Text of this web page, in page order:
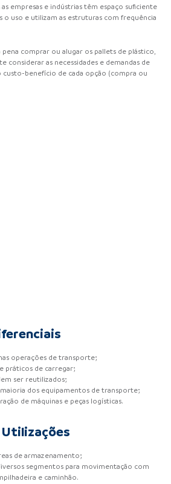
empresas e indústrias têm espaço suficiente
o uso e utilizam as estruturas com frequência
pena comprar ou alugar os pallets de plástico,
considerar as necessidades e demandas de
custo-benefício de cada opção (compra ou
operações de transporte;
e práticos de carregar;
ser reutilizados;
maioria dos equipamentos de transporte;
de máquinas e peças logísticas.
Utilizações
de armazenamento;
segmentos para movimentação com
e caminhão.